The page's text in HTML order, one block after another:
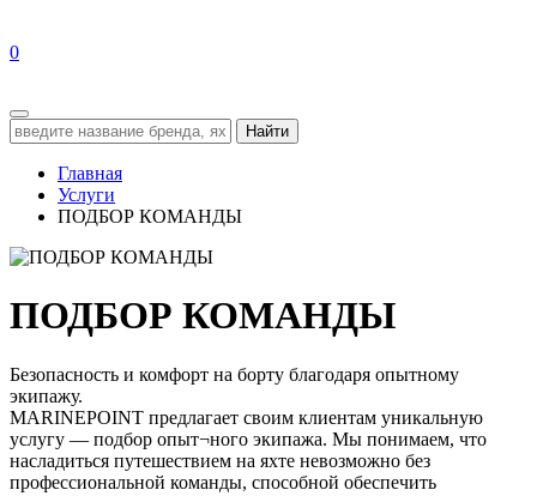
0
Найти
Главная
Услуги
ПОДБОР КОМАНДЫ
ПОДБОР КОМАНДЫ
Безопасность и комфорт на борту благодаря опытному
экипажу.
MARINEPOINT предлагает своим клиентам уникальную
услугу — подбор опыт¬ного экипажа. Мы понимаем, что
насладиться путешествием на яхте невозможно без
профессиональной команды, способной обеспечить